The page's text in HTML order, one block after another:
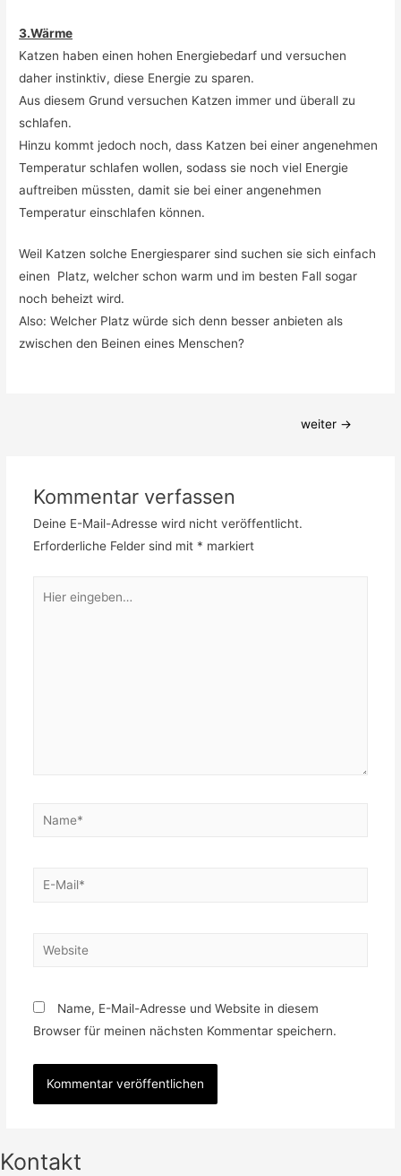
3.Wärme
Katzen haben einen hohen Energiebedarf und versuchen
daher instinktiv, diese Energie zu sparen.
Aus diesem Grund versuchen Katzen immer und überall zu
schlafen.
Hinzu kommt jedoch noch, dass Katzen bei einer angenehmen
Temperatur schlafen wollen, sodass sie noch viel Energie
auftreiben müssten, damit sie bei einer angenehmen
Temperatur einschlafen können.
Weil Katzen solche Energiesparer sind suchen sie sich einfach
einen Platz, welcher schon warm und im besten Fall sogar
noch beheizt wird.
Also: Welcher Platz würde sich denn besser anbieten als
zwischen den Beinen eines Menschen?
weiter →
Kommentar verfassen
Deine E-Mail-Adresse wird nicht veröffentlicht.
Erforderliche Felder sind mit * markiert
eingeben…
Name*
E-
Website
Name, E-Mail-Adresse und Website in diesem
Browser für meinen nächsten Kommentar speichern.
Kontakt